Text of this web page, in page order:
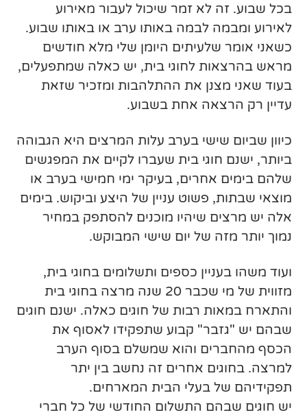
בכל שבוע. זה לא זמר שיכול לעבור מאירוע
לאירוע ומבמה לבמה באותו ערב או באותו שבוע.
כשאני אומר שלעיתים היומן שלי מלא חודשים
מראש בהרצאות לחוגי בית, יש כאלה שמתפעלים,
בעוד שאני מצנן את ההתלהבות ומזכיר שזאת
עדיין רק הרצאה אחת בשבוע.
כיוון שביום שישי בערב עלות המרצים היא הגבוהה
ביותר, ישנם חוגי בית שעברו לקיים את המפגשים
שלהם בימים אחרים, בעיקר ימי חמישי בערב או
מוצאי שבתות, פשוט עניין של היצע וביקוש. בימים
אלה יש מרצים שיהיו מוכנים להסתפק במחיר
נמוך יותר מזה של יום שישי המבוקש.
ועוד משהו בעניין כספים ותשלומים בחוגי בית,
מזווית של מי שכבר 20 שנה מרצה בחוגי בית
והתארח במאות רבות של חוגים כאלה. ישנם חוגים
שבהם יש "גזבר" קבוע שתפקידו לאסוף את
הכסף מהחברים והוא שמשלם בסוף הערב
למרצה. בחוגים אחרים זה נחשב בין יתר
תפקידיהם של בעלי הבית המארחים.
יש חוגים שבהם התשלום החודשי של כל חברי